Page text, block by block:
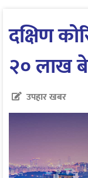
दक्षिण
२० लाख
उपहार खबर